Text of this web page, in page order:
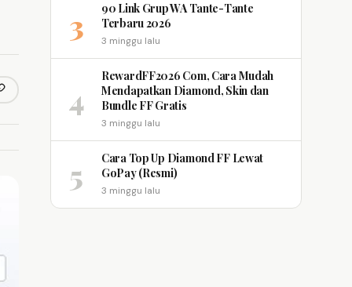
link
3
90 Link Grup WA Tante-Tante
Terbaru 2026
3 minggu lalu
4
RewardFF2026 Com, Cara Mudah
Mendapatkan Diamond, Skin dan
Bundle FF Gratis
3 minggu lalu
5
Cara Top Up Diamond FF Lewat
GoPay (Resmi)
3 minggu lalu